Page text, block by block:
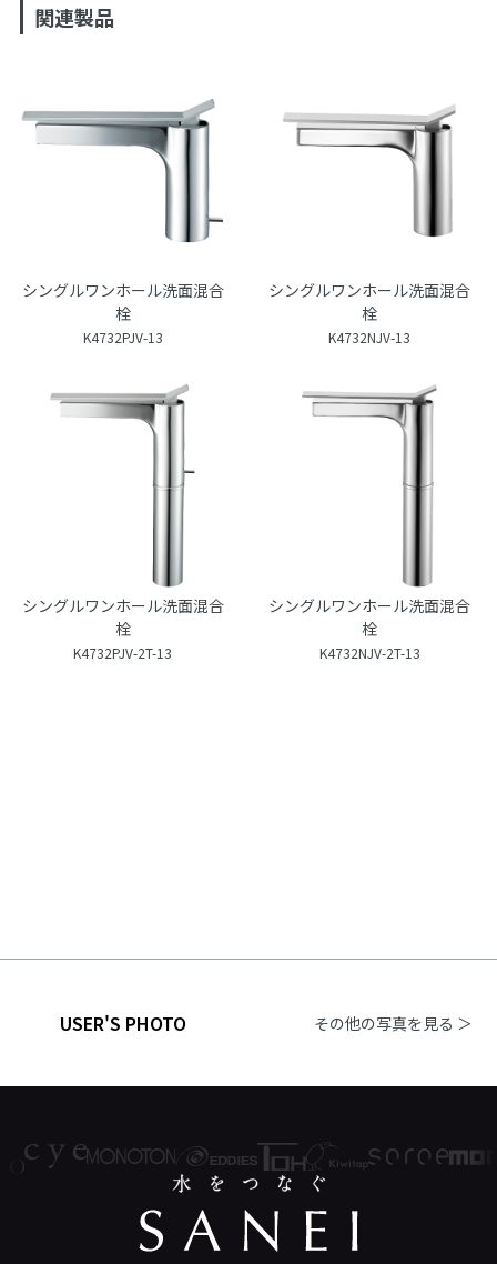
関連製品
シングルワンホール洗面混合
栓
K4732PJV-13
シングルワンホール洗面混合
栓
K4732NJV-13
シングルワンホール洗面混合
栓
K4732PJV-2T-13
シングルワンホール洗面混合
栓
K4732NJV-2T-13
USER'S PHOTO その他の写真を見る ＞